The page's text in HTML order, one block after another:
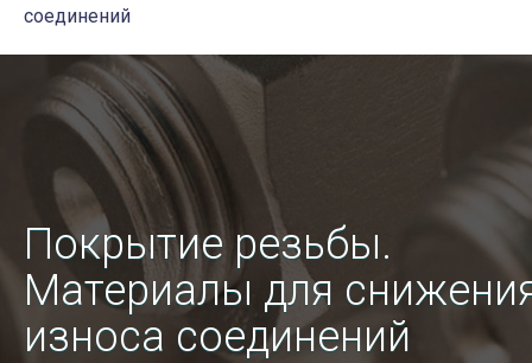
соединений
Покрытие резьбы.
Материалы для
износа соединений